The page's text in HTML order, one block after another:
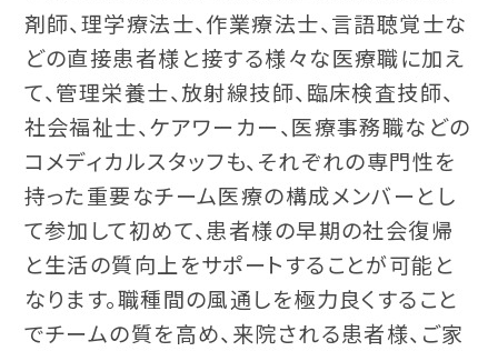
剤師、理学療法士、作業療法士、言語聴覚士な
どの直接患者様と接する様々な医療職に加え
て、管理栄養士、放射線技師、臨床検査技師、
社会福祉士、ケアワーカー、医療事務職などの
コメディカルスタッフも、それぞれの専門性を
持った重要なチーム医療の構成メンバーとし
て参加して初めて、患者様の早期の社会復帰
と生活の質向上をサポートすることが可能と
なります。職種間の風通しを極力良くすること
でチームの質を高め、来院される患者様、ご家